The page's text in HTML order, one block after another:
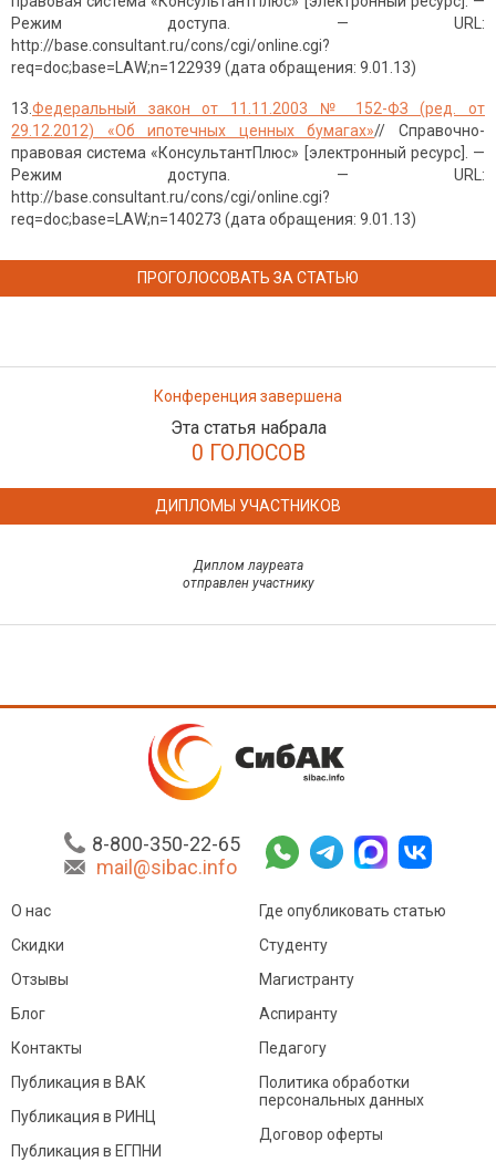
Режим доступа. — URL:
http://base.consultant.ru/cons/cgi/online.cgi?
req=doc;base=LAW;n=122939 (дата обращения: 9.01.13)
13. Федеральный закон от 11.11.2003 № 152-ФЗ (ред. от
29.12.2012) «Об ипотечных ценных бумагах»// Справочно-
правовая система «КонсультантПлюс» [электронный ресурс]. —
Режим доступа. — URL:
http://base.consultant.ru/cons/cgi/online.cgi?
req=doc;base=LAW;n=140273 (дата обращения: 9.01.13)
ПРОГОЛОСОВАТЬ ЗА СТАТЬЮ
Конференция завершена
Эта статья набрала
0 ГОЛОСОВ
ДИПЛОМЫ УЧАСТНИКОВ
Диплом лауреата
отправлен участнику
8-800-350-22-65
mail@sibac.info
О нас
Скидки
Отзывы
Блог
Контакты
Где опубликовать статью
Студенту
Магистранту
Аспиранту
Педагогу
Публикация в ВАК
Публикация в РИНЦ
Публикация в ЕГПНИ
Политика обработки
персональных данных
Договор оферты